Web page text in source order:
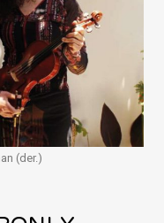
(der.)